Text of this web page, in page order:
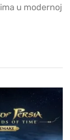
u modernoj